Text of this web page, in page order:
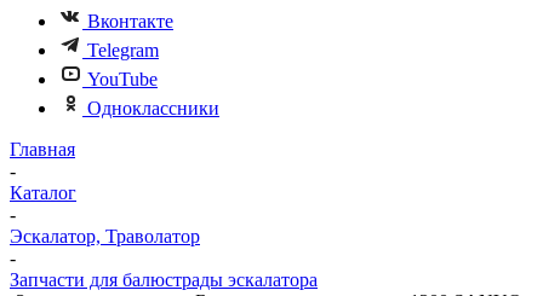
Вконтакте
Telegram
YouTube
Одноклассники
Главная
-
Каталог
-
Эскалатор, Траволатор
-
Запчасти для балюстрады эскалатора